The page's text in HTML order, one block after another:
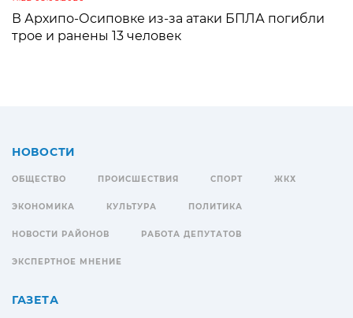
В Архипо-Осиповке из-за атаки БПЛА погибли
трое и ранены 13 человек
НОВОСТИ
ОБЩЕСТВО ПРОИСШЕСТВИЯ СПОРТ ЖКХ
ЭКОНОМИКА КУЛЬТУРА ПОЛИТИКА
НОВОСТИ РАЙОНОВ РАБОТА ДЕПУТАТОВ
ЭКСПЕРТНОЕ МНЕНИЕ
ГАЗЕТА